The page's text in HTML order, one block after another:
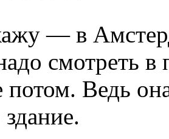
— в
смотреть в
потом. Ведь